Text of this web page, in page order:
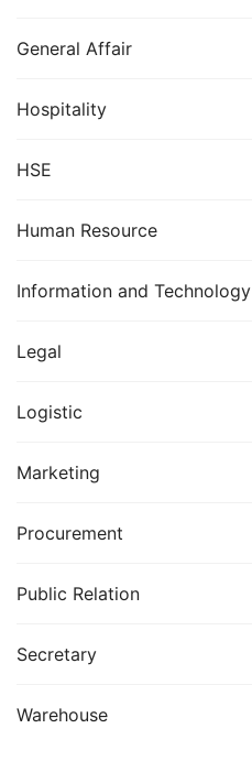
General Affair
Hospitality
HSE
Human Resource
Information and Technology
Legal
Logistic
Marketing
Procurement
Public Relation
Secretary
Warehouse